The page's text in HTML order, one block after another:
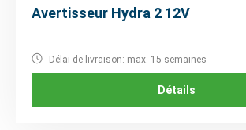
Avertisseur Hydra 2 12V
Délai de livraison: max. 15 semaines
Détails